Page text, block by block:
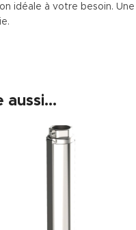
idéale à votre besoin. Une
aussi…